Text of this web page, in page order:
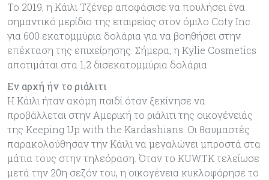
Το 2019, η Κάιλι Τζένερ αποφάσισε να πουλήσει ένα
σημαντικό μερίδιο της εταιρείας στον όμιλο Coty Inc.
για 600 εκατομμύρια δολάρια για να βοηθήσει στην
επέκταση της επιχείρησης. Σήμερα, η Kylie Cosmetics
αποτιμάται στα 1,2 δισεκατομμύρια δολάρια.
Εν αρχή ήν το ριάλιτι
Η Κάιλι ήταν ακόμη παιδί όταν ξεκίνησε να
προβάλλεται στην Αμερική το ριάλιτι της οικογένειάς
της Keeping Up with the Kardashians. Οι θαυμαστές
παρακολούθησαν την Κάιλι να μεγαλώνει μπροστά στα
μάτια τους στην τηλεόραση. Όταν το KUWTK τελείωσε
μετά την 20η σεζόν του, η οικογένεια κυκλοφόρησε το